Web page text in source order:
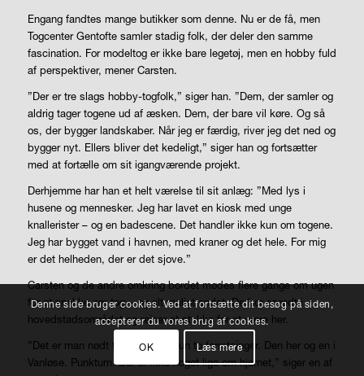
Engang fandtes mange butikker som denne. Nu er de få, men
Togcenter Gentofte samler stadig folk, der deler den samme
fascination. For modeltog er ikke bare legetøj, men en hobby fuld
af perspektiver, mener Carsten.
”Der er tre slags hobby-togfolk,” siger han. ”Dem, der samler og
aldrig tager togene ud af æsken. Dem, der bare vil køre. Og så
os, der bygger landskaber. Når jeg er færdig, river jeg det ned og
bygger nyt. Ellers bliver det kedeligt,” siger han og fortsætter
med at fortælle om sit igangværende projekt.
Derhjemme har han et helt værelse til sit anlæg: ”Med lys i
husene og mennesker. Jeg har lavet en kiosk med unge
knallerister – og en badescene. Det handler ikke kun om togene.
Jeg har bygget vand i havnen, med kraner og det hele. For mig
er det helheden, der er det sjove.”
Carsten og de andre omkring bordet mødes flere gange om ugen
for at snakke om tog – og alt muligt andet. De bor spredt i
hovedstadsområdet og rejser et stykke for at være her.
”Det er man nødt til, for der er kun to forretninger. Den her og en i
Vanløse. Punktum. Der er ikke noget lige om hjørnet,” siger en af
Denne side bruger cookies. Ved at fortsætte dit besøg på siden,
accepterer du vores brug af cookies.
OK Læs mere